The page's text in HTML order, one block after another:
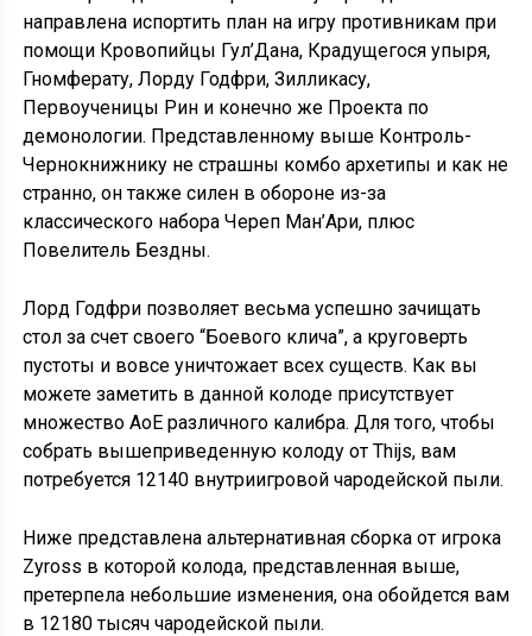
направлена испортить план на игру противникам при
помощи Кровопийцы Гул’Дана, Крадущегося упыря,
Гномферату, Лорду Годфри, Зилликасу,
Первоученицы Рин и конечно же Проекта по
демонологии. Представленному выше Контроль-
Чернокнижнику не страшны комбо архетипы и как не
странно, он также силен в обороне из-за
классического набора Череп Ман’Ари, плюс
Повелитель Бездны.
Лорд Годфри позволяет весьма успешно зачищать
стол за счет своего “Боевого клича”, а круговерть
пустоты и вовсе уничтожает всех существ. Как вы
можете заметить в данной колоде присутствует
множество АоЕ различного калибра. Для того, чтобы
собрать вышеприведенную колоду от Thijs, вам
потребуется 12140 внутриигровой чародейской пыли.
Ниже представлена альтернативная сборка от игрока
Zyross в которой колода, представленная выше,
претерпела небольшие изменения, она обойдется вам
в 12180 тысяч чародейской пыли.